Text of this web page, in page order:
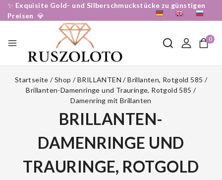
✨ Exquisite Gold- und Silberschmuckstücke zu günstigen
Preisen 💎
0
Startseite / Shop / BRILLANTEN / Brillanten, Rotgold 585 /
Brillanten-Damenringe und Trauringe, Rotgold 585 /
Damenring mit Brillanten
BRILLANTEN-
DAMENRINGE UND
TRAURINGE, ROTGOLD